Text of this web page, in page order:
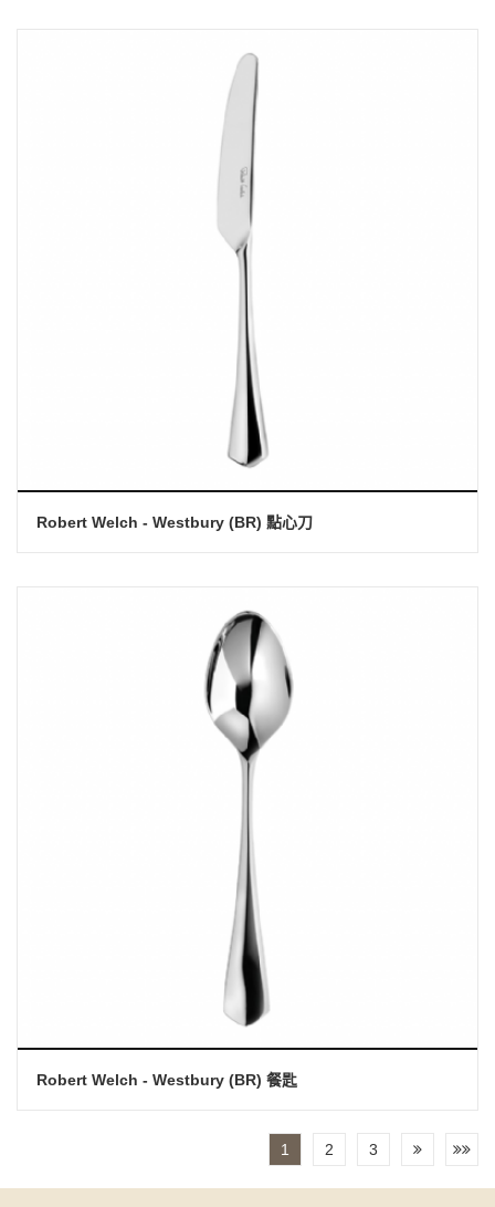
Robert Welch - Westbury (BR) 點心刀
Robert Welch - Westbury (BR) 餐匙
1 2 3